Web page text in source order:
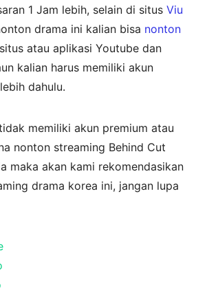
1 Jam lebih, selain di situsViu
drama ini kalian bisa nonton
atau aplikasi Youtube dan
kalian harus memiliki akun
dahulu.
memiliki akun premium atau
nonton streaming Behind Cut
maka akan kami rekomendasikan
drama korea ini, jangan lupa